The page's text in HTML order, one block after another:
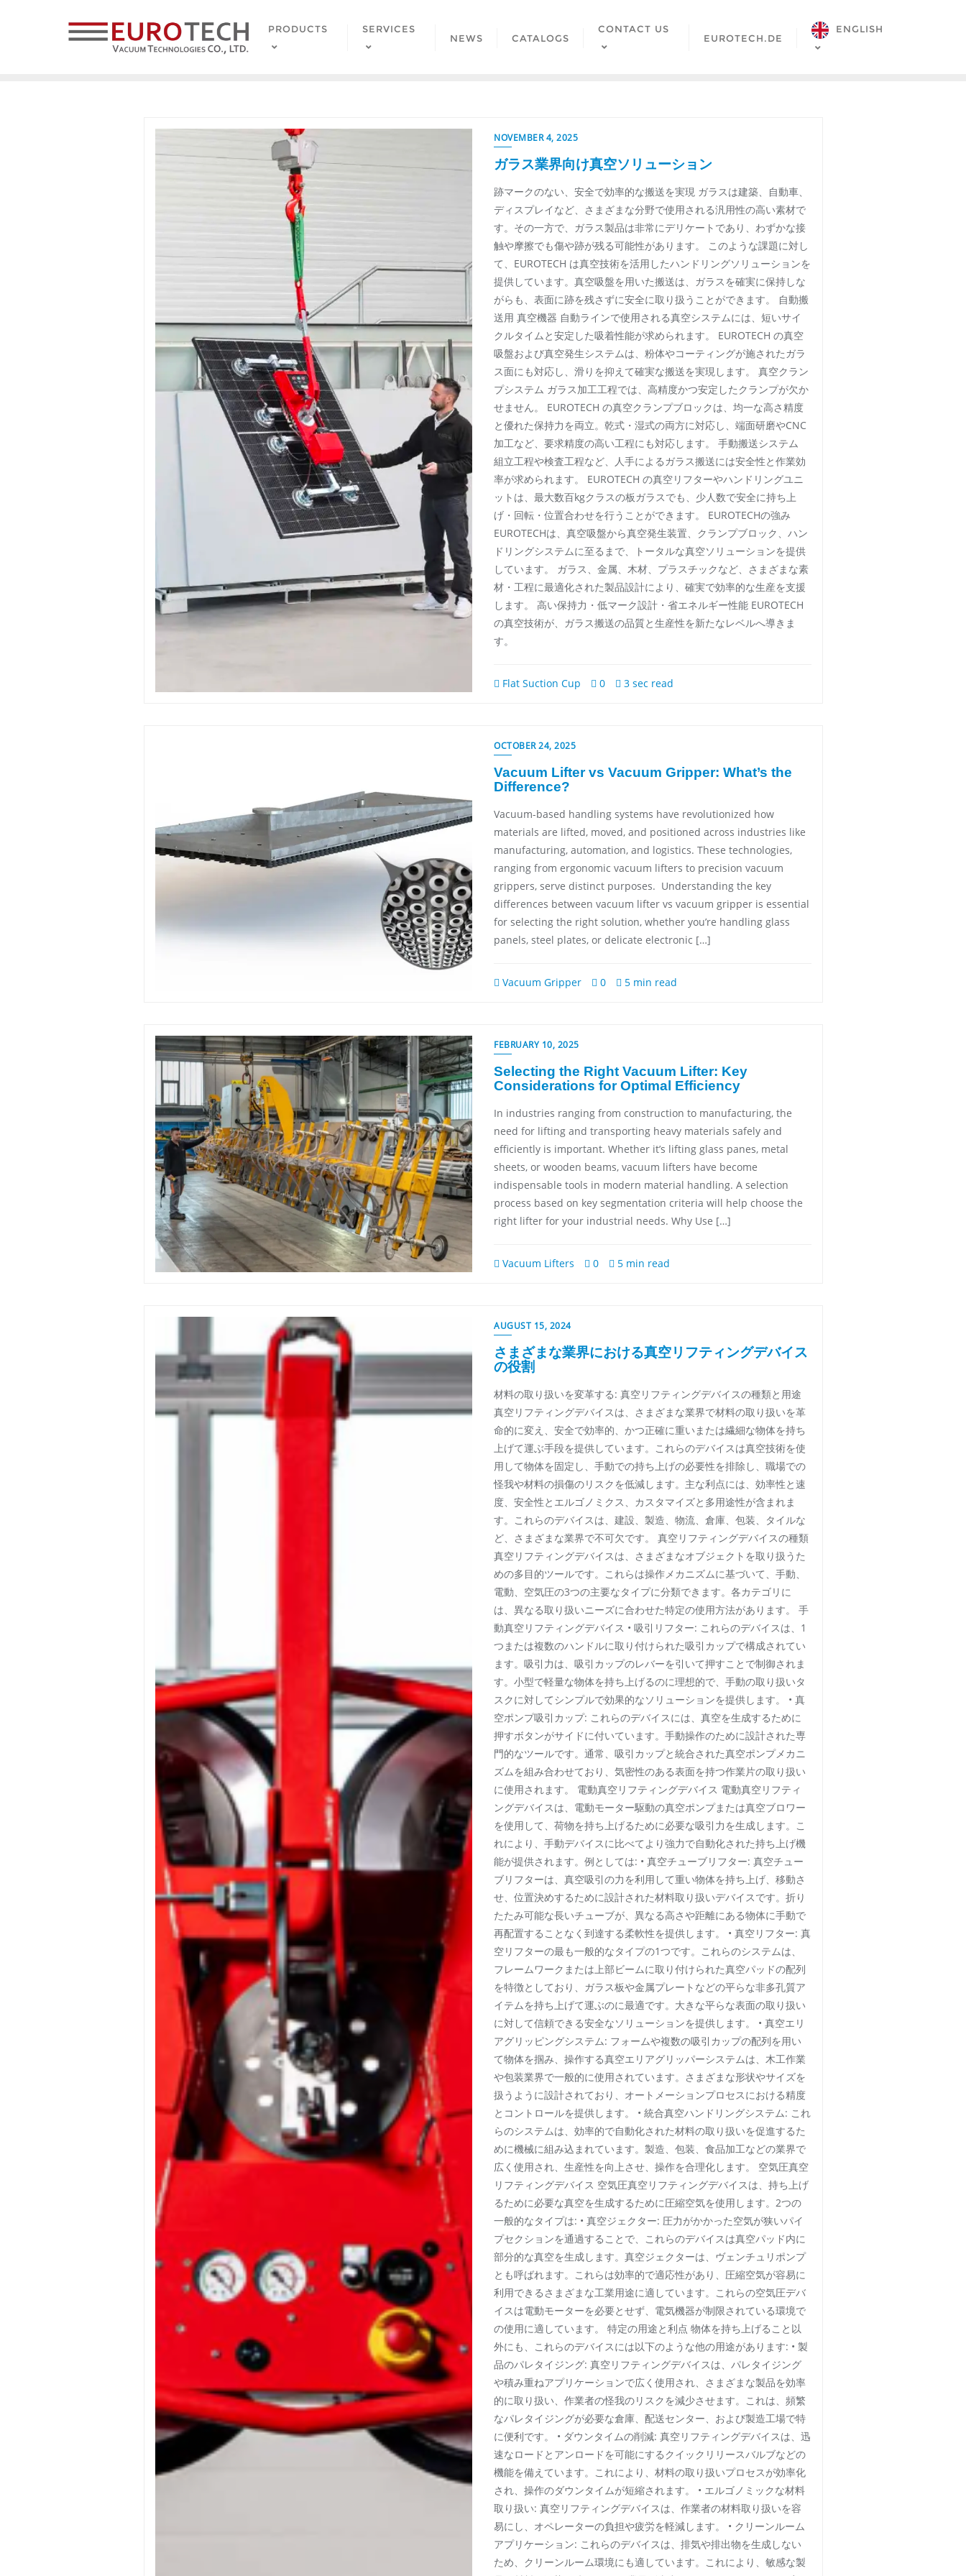
PRODUCTS SERVICES
NEWS CATALOGS
CONTACT US
EUROTECH.DE
ENGLISH
NOVEMBER 4, 2025
ガラス業界向け真空ソリューション
跡マークのない、安全で効率的な搬送を実現 ガラスは建築、自動車、
ディスプレイなど、さまざまな分野で使用される汎用性の高い素材で
す。その一方で、ガラス製品は非常にデリケートであり、わずかな接
触や摩擦でも傷や跡が残る可能性があります。 このような課題に対し
て、EUROTECH は真空技術を活用したハンドリングソリューションを
提供しています。真空吸盤を用いた搬送は、ガラスを確実に保持しな
がらも、表面に跡を残さずに安全に取り扱うことができます。 自動搬
送用 真空機器 自動ラインで使用される真空システムには、短いサイ
クルタイムと安定した吸着性能が求められます。 EUROTECH の真空
吸盤および真空発生システムは、粉体やコーティングが施されたガラ
ス面にも対応し、滑りを抑えて確実な搬送を実現します。 真空クラン
プシステム ガラス加工工程では、高精度かつ安定したクランプが欠か
せません。 EUROTECH の真空クランプブロックは、均一な高さ精度
と優れた保持力を両立。乾式・湿式の両方に対応し、端面研磨やCNC
加工など、要求精度の高い工程にも対応します。 手動搬送システム
組立工程や検査工程など、人手によるガラス搬送には安全性と作業効
率が求められます。 EUROTECH の真空リフターやハンドリングユニ
ットは、最大数百kgクラスの板ガラスでも、少人数で安全に持ち上
げ・回転・位置合わせを行うことができます。 EUROTECHの強み
EUROTECHは、真空吸盤から真空発生装置、クランプブロック、ハン
ドリングシステムに至るまで、トータルな真空ソリューションを提供
しています。 ガラス、金属、木材、プラスチックなど、さまざまな素
材・工程に最適化された製品設計により、確実で効率的な生産を支援
します。 高い保持力・低マーク設計・省エネルギー性能 EUROTECH
の真空技術が、ガラス搬送の品質と生産性を新たなレベルへ導きま
す。
Flat Suction Cup 0 3 sec read
OCTOBER 24, 2025
Vacuum Lifter vs Vacuum Gripper: What’s the
Difference?
Vacuum-based handling systems have revolutionized how
materials are lifted, moved, and positioned across industries like
manufacturing, automation, and logistics. These technologies,
ranging from ergonomic vacuum lifters to precision vacuum
grippers, serve distinct purposes. Understanding the key
differences between vacuum lifter vs vacuum gripper is essential
for selecting the right solution, whether you’re handling glass
panels, steel plates, or delicate electronic […]
Vacuum Gripper 0 5 min read
FEBRUARY 10, 2025
Selecting the Right Vacuum Lifter: Key
Considerations for Optimal Efficiency
In industries ranging from construction to manufacturing, the
need for lifting and transporting heavy materials safely and
efficiently is important. Whether it’s lifting glass panes, metal
sheets, or wooden beams, vacuum lifters have become
indispensable tools in modern material handling. A selection
process based on key segmentation criteria will help choose the
right lifter for your industrial needs. Why Use […]
Vacuum Lifters 0 5 min read
AUGUST 15, 2024
さまざまな業界における真空リフティングデバイス
の役割
材料の取り扱いを変革する: 真空リフティングデバイスの種類と用途
真空リフティングデバイスは、さまざまな業界で材料の取り扱いを革
命的に変え、安全で効率的、かつ正確に重いまたは繊細な物体を持ち
上げて運ぶ手段を提供しています。これらのデバイスは真空技術を使
用して物体を固定し、手動での持ち上げの必要性を排除し、職場での
怪我や材料の損傷のリスクを低減します。主な利点には、効率性と速
度、安全性とエルゴノミクス、カスタマイズと多用途性が含まれま
す。これらのデバイスは、建設、製造、物流、倉庫、包装、タイルな
ど、さまざまな業界で不可欠です。 真空リフティングデバイスの種類
真空リフティングデバイスは、さまざまなオブジェクトを取り扱うた
めの多目的ツールです。これらは操作メカニズムに基づいて、手動、
電動、空気圧の3つの主要なタイプに分類できます。各カテゴリに
は、異なる取り扱いニーズに合わせた特定の使用方法があります。 手
動真空リフティングデバイス • 吸引リフター: これらのデバイスは、1
つまたは複数のハンドルに取り付けられた吸引カップで構成されてい
ます。吸引力は、吸引カップのレバーを引いて押すことで制御されま
す。小型で軽量な物体を持ち上げるのに理想的で、手動の取り扱いタ
スクに対してシンプルで効果的なソリューションを提供します。 • 真
空ポンプ吸引カップ: これらのデバイスには、真空を生成するために
押すボタンがサイドに付いています。手動操作のために設計された専
門的なツールです。通常、吸引カップと統合された真空ポンプメカニ
ズムを組み合わせており、気密性のある表面を持つ作業片の取り扱い
に使用されます。 電動真空リフティングデバイス 電動真空リフティ
ングデバイスは、電動モーター駆動の真空ポンプまたは真空ブロワー
を使用して、荷物を持ち上げるために必要な吸引力を生成します。こ
れにより、手動デバイスに比べてより強力で自動化された持ち上げ機
能が提供されます。例としては: • 真空チューブリフター: 真空チュー
ブリフターは、真空吸引の力を利用して重い物体を持ち上げ、移動さ
せ、位置決めするために設計された材料取り扱いデバイスです。折り
たたみ可能な長いチューブが、異なる高さや距離にある物体に手動で
再配置することなく到達する柔軟性を提供します。 • 真空リフター: 真
空リフターの最も一般的なタイプの1つです。これらのシステムは、
フレームワークまたは上部ビームに取り付けられた真空パッドの配列
を特徴としており、ガラス板や金属プレートなどの平らな非多孔質ア
イテムを持ち上げて運ぶのに最適です。大きな平らな表面の取り扱い
に対して信頼できる安全なソリューションを提供します。 • 真空エリ
アグリッピングシステム: フォームや複数の吸引カップの配列を用い
て物体を掴み、操作する真空エリアグリッパーシステムは、木工作業
や包装業界で一般的に使用されています。さまざまな形状やサイズを
扱うように設計されており、オートメーションプロセスにおける精度
とコントロールを提供します。 • 統合真空ハンドリングシステム: これ
らのシステムは、効率的で自動化された材料の取り扱いを促進するた
めに機械に組み込まれています。製造、包装、食品加工などの業界で
広く使用され、生産性を向上させ、操作を合理化します。 空気圧真空
リフティングデバイス 空気圧真空リフティングデバイスは、持ち上げ
るために必要な真空を生成するために圧縮空気を使用します。2つの
一般的なタイプは: • 真空ジェクター: 圧力がかかった空気が狭いパイ
プセクションを通過することで、これらのデバイスは真空パッド内に
部分的な真空を生成します。真空ジェクターは、ヴェンチュリポンプ
とも呼ばれます。これらは効率的で適応性があり、圧縮空気が容易に
利用できるさまざまな工業用途に適しています。これらの空気圧デバ
イスは電動モーターを必要とせず、電気機器が制限されている環境で
の使用に適しています。 特定の用途と利点 物体を持ち上げること以
外にも、これらのデバイスには以下のような他の用途があります: • 製
品のパレタイジング: 真空リフティングデバイスは、パレタイジング
や積み重ねアプリケーションで広く使用され、さまざまな製品を効率
的に取り扱い、作業者の怪我のリスクを減少させます。これは、頻繁
なパレタイジングが必要な倉庫、配送センター、および製造工場で特
に便利です。 • ダウンタイムの削減: 真空リフティングデバイスは、迅
速なロードとアンロードを可能にするクイックリリースバルブなどの
機能を備えています。これにより、材料の取り扱いプロセスが効率化
され、操作のダウンタイムが短縮されます。 • エルゴノミックな材料
取り扱い: 真空リフティングデバイスは、作業者の材料取り扱いを容
易にし、オペレーターの負担や疲労を軽減します。 • クリーンルーム
アプリケーション: これらのデバイスは、排気や排出物を生成しない
ため、クリーンルーム環境にも適しています。これにより、敏感な製